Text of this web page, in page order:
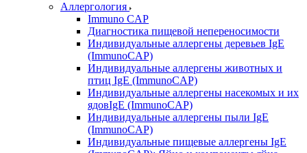
Аллергология
Immuno CAP
Диагностика пищевой непереносимости
Индивидуальные аллергены деревьев IgE
(ImmunoCAP)
Индивидуальные аллергены животных и
птиц IgE (ImmunoCAP)
Индивидуальные аллергены насекомых и их
ядовIgE (ImmunoCAP)
Индивидуальные аллергены пыли IgE
(ImmunoCAP)
Индивидуальные пищевые аллергены IgE